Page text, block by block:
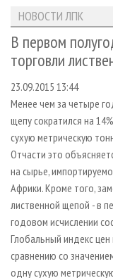
ЛЕСОЗАГОТОВКА
ЛЕСОПИЛЕНИЕ
СУШКА
ПРОИЗВОДСТВО
ДЕРЕВЯННОЕ
ПРОИЗВОДСТВО
БИОЭНЕРГЕТИКА
ЦБП
ИНСТРУМЕНТ И
НОВОСТИ ЛПК
НОВОСТИ
ПРОЕКТЫ ЛПИ
АНАЛИТИКА
ПРЕДПРИЯТИЯ
ПЕРСОНЫ
МОБИЛЬНЫЕ
ОФИЦИАЛЬНЫЕ
ПРИОРИТЕТНЫЕ
RUSSIAN
ГАЗЕТА
БИБЛИОТЕКА
АРХИВ
О ЖУРНАЛЕ
ПОДПИСКА
КОНТАКТЫ
РЕКЛАМОДАТЕЛЯМ
РЕКЛАМА
РЕКЛАМА НА
НОВОСТИ ЛПК
В первом
торговли
23.09.2015 13:44
Менее чем за четыре
щепу сократился на
сухую метрическую
Отчасти это
на сырье,
Африки. Кроме того,
лиственной щепой - в
годовом исчислении
Глобальный индекс
сравнению со
одну сухую